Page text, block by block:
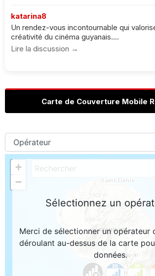
katarina8
Un rendez-vous incontournable qui
créativité du cinéma guyanais....
Lire la discussion →
Carte de Couverture Mobile